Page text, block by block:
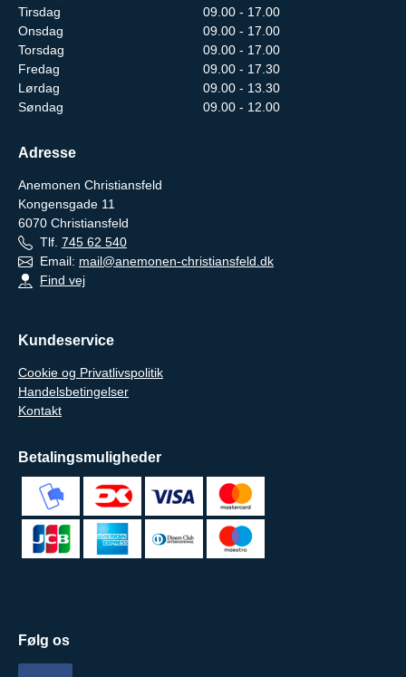
Tirsdag
09.00 - 17.00
Onsdag
09.00 - 17.00
Torsdag
09.00 - 17.00
Fredag
09.00 - 17.30
Lørdag
09.00 - 13.30
Søndag
09.00 - 12.00
Adresse
Anemonen Christiansfeld
Kongensgade 11
6070 Christiansfeld
Tlf. 745 62 540
Email: mail@anemonen-christiansfeld.dk
Find vej
Kundeservice
Cookie og Privatlivspolitik
Handelsbetingelser
Kontakt
Betalingsmuligheder
Følg os